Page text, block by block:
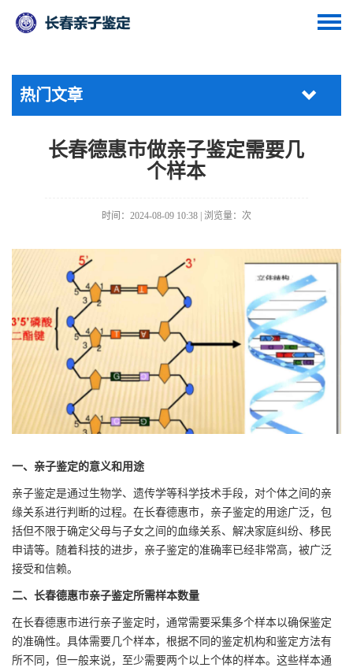
热门文章
长春德惠市做亲子鉴定需要几
个样本
时间：2024-08-09 10:38 | 浏览量： 次
一、亲子鉴定的意义和用途
亲子鉴定是通过生物学、遗传学等科学技术手段，对个体之间的亲
缘关系进行判断的过程。在长春德惠市，亲子鉴定的用途广泛，包
括但不限于确定父母与子女之间的血缘关系、解决家庭纠纷、移民
申请等。随着科技的进步，亲子鉴定的准确率已经非常高，被广泛
接受和信赖。
二、长春德惠市亲子鉴定所需样本数量
在长春德惠市进行亲子鉴定时，通常需要采集多个样本以确保鉴定
的准确性。具体需要几个样本，根据不同的鉴定机构和鉴定方法有
所不同，但一般来说，至少需要两个以上个体的样本。这些样本通